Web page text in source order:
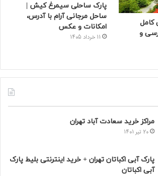
کامل
و
پارک ساحلی سیمرغ کیش |
ساحل مرجانی آرام با آدرس،
امکانات و عکس
11 خرداد 1405
مراکز خرید سعادت‌ آباد تهران
20 تیر 1401
پارک آبی اکباتان تهران + خرید اینترنتی بلیط پارک
آبی اکباتان